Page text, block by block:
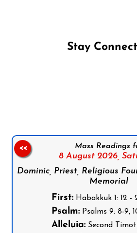
Stay
Mass Readings
8 August 2026,
Dominic, Priest, Religious
Memorial
First:Habakkuk 1: 12 -
Psalm:Psalms 9: 8-9,
Alleluia:Second
<<